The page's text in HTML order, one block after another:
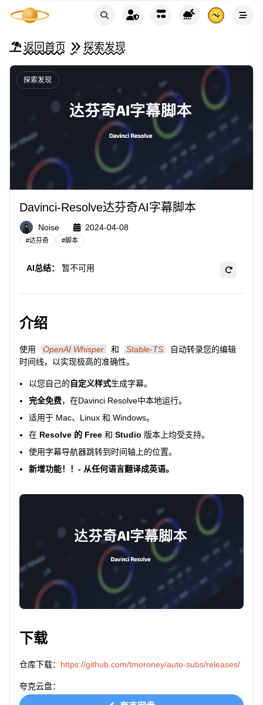
返回首页 探索发现
探索发现
Davinci-Resolve达芬奇AI字幕脚本
Noise 2024-04-08
#达芬奇 #脚本
AI总结： 暂不可用
介绍
使用 OpenAI Whisper 和 Stable-TS
自动转录您的编辑
时间线，以实现极高的准确性。
以您自己的自定义样式生成字幕。
完全免费，在Davinci Resolve中本地运行。
适用于 Mac、Linux 和 Windows。
在 Resolve 的 Free 和 Studio 版本上均受支持。
使用字幕导航器跳转到时间轴上的位置。
新增功能！！- 从任何语言翻译成英语。
下载
仓库下载： https://github.com/tmoroney/auto-subs/releases/
夸克云盘：